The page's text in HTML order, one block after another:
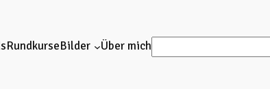
RundkurseBilder Über michSuchen